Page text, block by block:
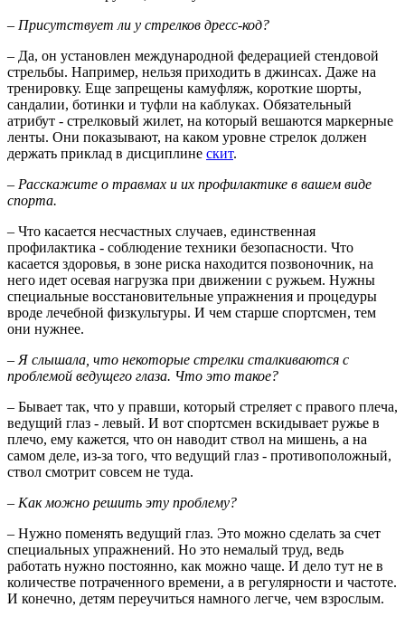
– Присутствует ли у стрелков дресс-код?
– Да, он установлен международной федерацией стендовой
стрельбы. Например, нельзя приходить в джинсах. Даже на
тренировку. Еще запрещены камуфляж, короткие шорты,
сандалии, ботинки и туфли на каблуках. Обязательный
атрибут - стрелковый жилет, на который вешаются маркерные
ленты. Они показывают, на каком уровне стрелок должен
держать приклад в дисциплине скит.
– Расскажите о травмах и их профилактике в вашем виде
спорта.
– Что касается несчастных случаев, единственная
профилактика - соблюдение техники безопасности. Что
касается здоровья, в зоне риска находится позвоночник, на
него идет осевая нагрузка при движении с ружьем. Нужны
специальные восстановительные упражнения и процедуры
вроде лечебной физкультуры. И чем старше спортсмен, тем
они нужнее.
– Я слышала, что некоторые стрелки сталкиваются с
проблемой ведущего глаза. Что это такое?
– Бывает так, что у правши, который стреляет с правого плеча,
ведущий глаз - левый. И вот спортсмен вскидывает ружье в
плечо, ему кажется, что он наводит ствол на мишень, а на
самом деле, из-за того, что ведущий глаз - противоположный,
ствол смотрит совсем не туда.
– Как можно решить эту проблему?
– Нужно поменять ведущий глаз. Это можно сделать за счет
специальных упражнений. Но это немалый труд, ведь
работать нужно постоянно, как можно чаще. И дело тут не в
количестве потраченного времени, а в регулярности и частоте.
И конечно, детям переучиться намного легче, чем взрослым.